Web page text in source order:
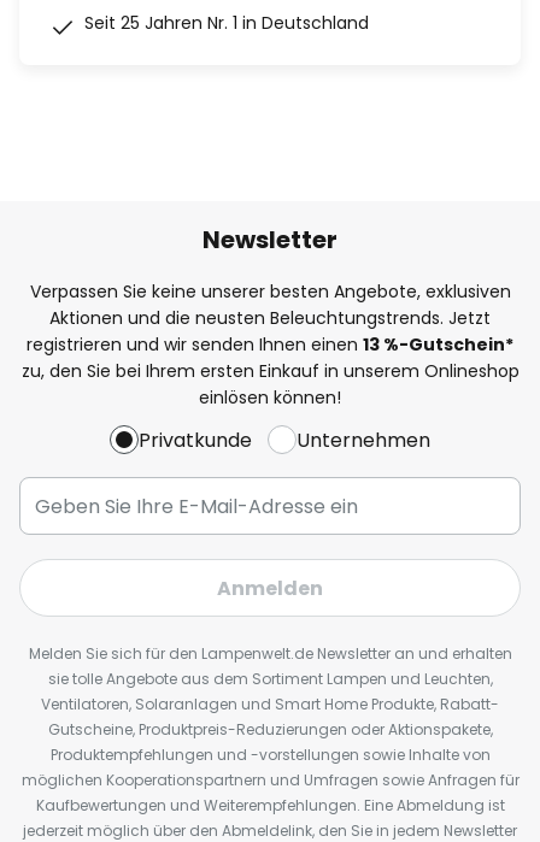
Seit 25 Jahren Nr. 1 in Deutschland
Newsletter
Verpassen Sie keine unserer besten Angebote, exklusiven
Aktionen und die neusten Beleuchtungstrends. Jetzt
registrieren und wir senden Ihnen einen 13 %-Gutschein*
zu, den Sie bei Ihrem ersten Einkauf in unserem Onlineshop
einlösen können!
Privatkunde Unternehmen
Anmelden
Melden Sie sich für den Lampenwelt.de Newsletter an und erhalten
sie tolle Angebote aus dem Sortiment Lampen und Leuchten,
Ventilatoren, Solaranlagen und Smart Home Produkte, Rabatt-
Gutscheine, Produktpreis-Reduzierungen oder Aktionspakete,
Produktempfehlungen und -vorstellungen sowie Inhalte von
möglichen Kooperationspartnern und Umfragen sowie Anfragen für
Kaufbewertungen und Weiterempfehlungen. Eine Abmeldung ist
jederzeit möglich über den Abmeldelink, den Sie in jedem Newsletter